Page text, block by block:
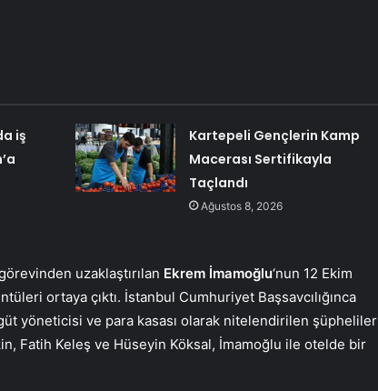
iş
Kartepeli Gençlerin Kamp
Macerası Sertifikayla
Taçlandı
Ağustos 8, 2026
uzaklaştırılan Ekrem İmamoğlu‘nun 12 Ekim
ortaya çıktı. İstanbul Cumhuriyet Başsavcılığınca
yöneticisi ve para kasası olarak nitelendirilen şüpheliler
Fatih Keleş ve Hüseyin Köksal, İmamoğlu ile otelde bir